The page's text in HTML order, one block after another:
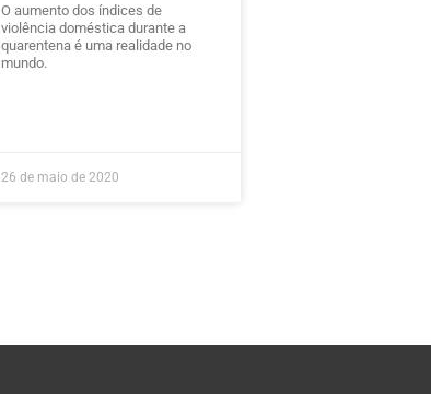
O aumento dos índices de
violência doméstica durante a
quarentena é uma realidade no
mundo.
26 de maio de 2020